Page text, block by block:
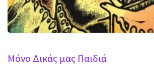
Μόνο Δικάς μας Παιδιά